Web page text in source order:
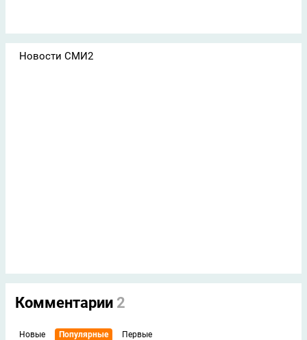
Новости СМИ2
Комментарии 2
Новые Популярные Первые